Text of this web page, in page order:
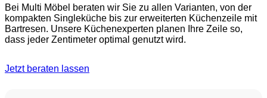
Bei Multi Möbel beraten wir Sie zu allen Varianten, von der
kompakten Singleküche bis zur erweiterten Küchenzeile mit
Bartresen. Unsere Küchenexperten planen Ihre Zeile so,
dass jeder Zentimeter optimal genutzt wird.
Jetzt beraten lassen